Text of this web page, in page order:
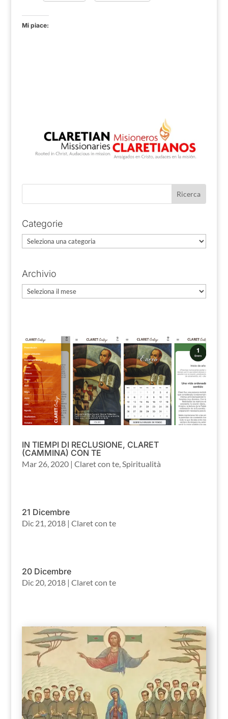
Mi piace:
Categorie
Categorie
Archivio
Archivio
IN TIEMPI DI RECLUSIONE, CLARET
(CAMMINA) CON TE
Mar 26, 2020| Claret con te,Spiritualità
21 Dicembre
Dic 21, 2018| Claret con te
20 Dicembre
Dic 20, 2018| Claret con te